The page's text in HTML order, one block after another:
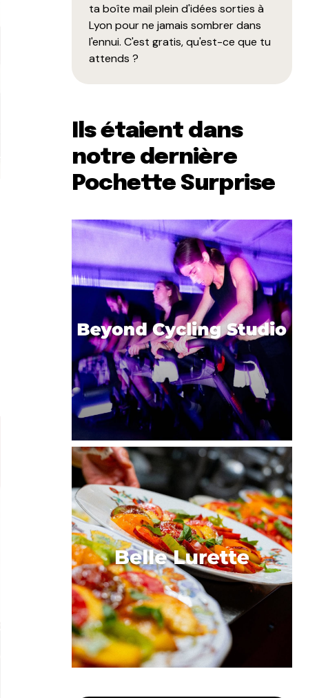
ta boîte mail plein d'idées sorties à
Lyon pour ne jamais sombrer dans
l'ennui. C'est gratis, qu'est-ce que tu
attends ?
Ils étaient dans
notre dernière
Pochette Surprise